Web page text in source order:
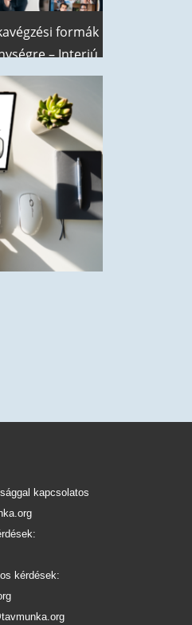
formák
– Interjú
REN
Közszolgálati
kapcsolatos
kérdések: